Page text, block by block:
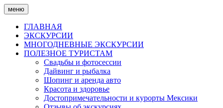
Skip
to
content
меню
ГЛАВНАЯ
ЭКСКУРСИИ
МНОГОДНЕВНЫЕ ЭКСКУРСИИ
ПОЛЕЗНОЕ ТУРИСТАМ
Свадьбы и фотосессии
Дайвинг и рыбалка
Шопинг и аренда авто
Красота и здоровье
Достопримечательности и курорты Мексики